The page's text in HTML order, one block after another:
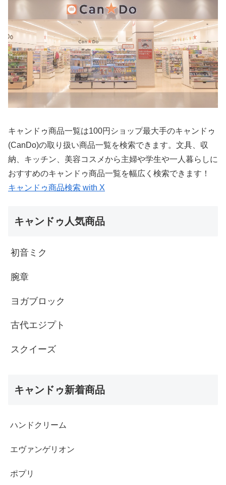
キャンドゥ商品一覧は100円ショップ最大手のキャンドゥ
(CanDo)の取り扱い商品一覧を検索できます。文具、収
納、キッチン、美容コスメから主婦や学生や一人暮らしに
おすすめのキャンドゥ商品一覧を幅広く検索できます！
キャンドゥ商品検索 with X
キャンドゥ人気商品
初音ミク
腕章
ヨガブロック
古代エジプト
スクイーズ
キャンドゥ新着商品
ハンドクリーム
エヴァンゲリオン
ポプリ